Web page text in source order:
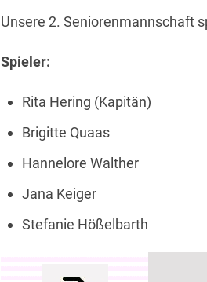
Unsere 2. Seniorenmannschaft
Spieler:
Rita Hering (Kapitän)
Brigitte Quaas
Hannelore Walther
Jana Keiger
Stefanie Hößelbarth